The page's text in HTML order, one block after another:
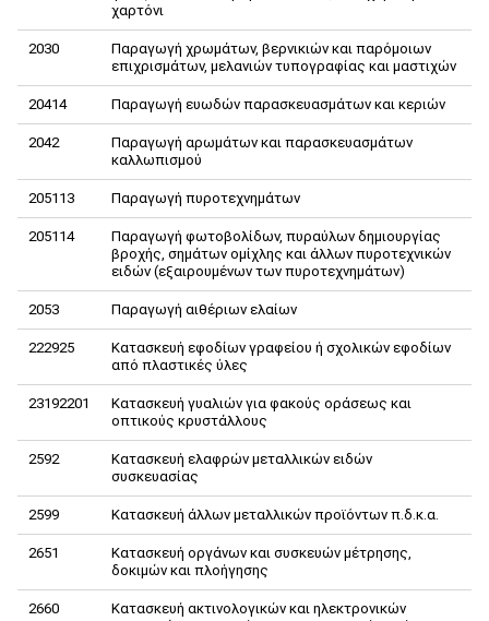
χαρτόνι
2030
Παραγωγή χρωμάτων, βερνικιών και παρόμοιων
επιχρισμάτων, μελανιών τυπογραφίας και μαστιχών
20414 Παραγωγή ευωδών παρασκευασμάτων και κεριών
2042
Παραγωγή αρωμάτων και παρασκευασμάτων
καλλωπισμού
205113 Παραγωγή πυροτεχνημάτων
205114
Παραγωγή φωτοβολίδων, πυραύλων δημιουργίας
βροχής, σημάτων ομίχλης και άλλων πυροτεχνικών
ειδών (εξαιρουμένων των πυροτεχνημάτων)
2053 Παραγωγή αιθέριων ελαίων
222925
Κατασκευή εφοδίων γραφείου ή σχολικών εφοδίων
από πλαστικές ύλες
23192201
Κατασκευή γυαλιών για φακούς οράσεως και
οπτικούς κρυστάλλους
2592
Κατασκευή ελαφρών μεταλλικών ειδών
συσκευασίας
2599 Κατασκευή άλλων μεταλλικών προϊόντων π.δ.κ.α.
2651
Κατασκευή οργάνων και συσκευών μέτρησης,
δοκιμών και πλοήγησης
2660
Κατασκευή ακτινολογικών και ηλεκτρονικών